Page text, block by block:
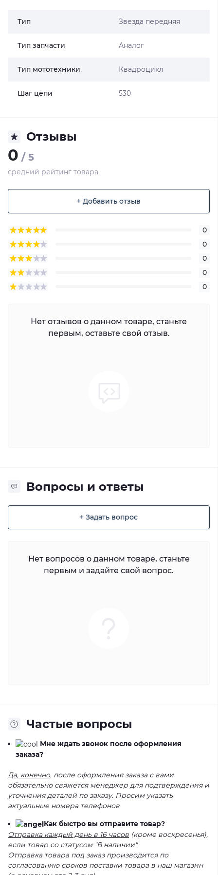
Тип Звезда передняя
Тип запчасти Аналог
Тип мототехники Квадроцикл
Шаг цепи 530
Отзывы
0 / 5
средний рейтинг товара
+ Добавить отзыв
0
0
0
0
0
Нет отзывов о данном товаре, станьте
первым, оставьте свой отзыв.
Вопросы и ответы
+ Задать вопрос
Нет вопросов о данном товаре, станьте
первым и задайте свой вопрос.
Частые вопросы
Мне ждать звонок после оформления
заказа?
Да, конечно, после оформления заказа с вами
обязательно свяжется менеджер для подтверждения и
уточнения деталей по заказу. Просим указать
актуальные номера телефонов
Как быстро вы отправите товар?
Отправка каждый день в 16 часов (кроме воскресенья),
если товар со статусом "В наличии"
Отправка товара под заказ производится по
согласованию сроков поставки товара в наш магазин